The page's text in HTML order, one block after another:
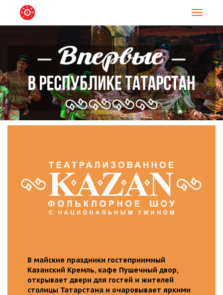
В майские праздники гостеприимный
Казанский Кремль, кафе Пушечный двор,
открывает двери для гостей и жителей
столицы Татарстана и очаровывает яркими